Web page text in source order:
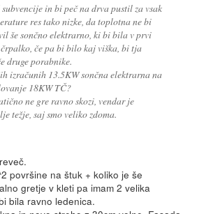
in bi peč na drva pustil za vsak
res tako nizke, da toplotna ne bi
še sončno elektrarno, ki bi bila v prvi
če pa bi bilo kaj viška, bi tja
druge porabnike.
izračunih 13.5KW sončna elektrarna na
18KW TČ?
ne gre ravno skozi, vendar je
težje, saj smo veliko zdoma.
površine na štuk + koliko je še
gretje v kleti pa imam 2 velika
bila ravno ledenica.